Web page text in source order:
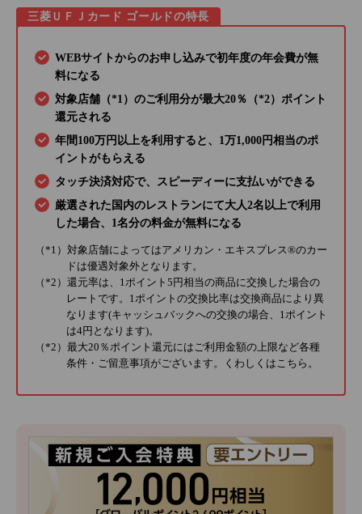
三菱ＵＦＪカード ゴールドの特長
WEBサイトからのお申し込みで初年度の年会費が無
料になる
対象店舗（*1）のご利用分が最大20％（*2）ポイント
還元される
年間100万円以上を利用すると、1万1,000円相当のポ
イントがもらえる
タッチ決済対応で、スピーディーに支払いができる
厳選された国内のレストランにて大人2名以上で利用
した場合、1名分の料金が無料になる
（*1）対象店舗によってはアメリカン・エキスプレス®のカー
ドは優遇対象外となります。
（*2）還元率は、1ポイント5円相当の商品に交換した場合の
レートです。1ポイントの交換比率は交換商品により異
なります(キャッシュバックへの交換の場合、1ポイント
は4円となります)。
（*2）最大20％ポイント還元にはご利用金額の上限など各種
条件・ご留意事項がございます。くわしくは こちら 。